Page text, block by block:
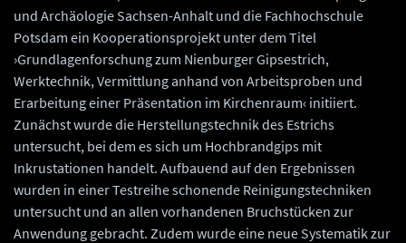
und Archäologie Sachsen-Anhalt und die Fachhochschule
Potsdam ein Kooperationsprojekt unter dem Titel
›Grundlagenforschung zum Nienburger Gipsestrich,
Werktechnik, Vermittlung anhand von Arbeitsproben und
Erarbeitung einer Präsentation im Kirchenraum‹ initiiert.
Zunächst wurde die Herstellungstechnik des Estrichs
untersucht, bei dem es sich um Hochbrandgips mit
Inkrustationen handelt. Aufbauend auf den Ergebnissen
wurden in einer Testreihe schonende Reinigungstechniken
untersucht und an allen vorhandenen Bruchstücken zur
Anwendung gebracht. Zudem wurde eine neue Systematik zur